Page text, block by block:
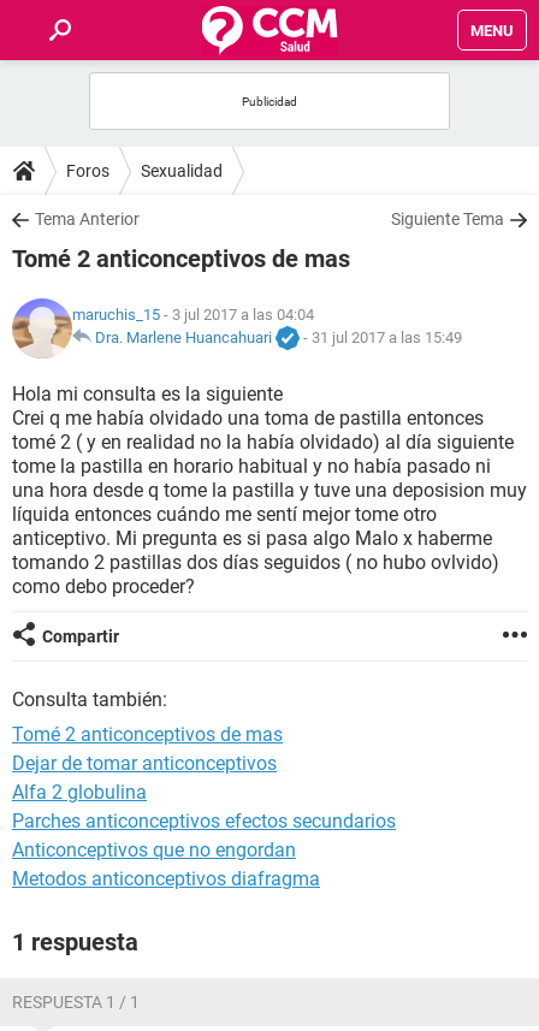
MENU
FOROS
SALUD
NUTRICIÓN
BIENESTAR
SEXUALIDAD
GLOSARIO
Foros Sexualidad
Tema Anterior Siguiente Tema
Tomé 2 anticonceptivos de mas
maruchis_15 - 3 jul 2017 a las 04:04
Dra. Marlene Huancahuari
- 31 jul 2017 a las 15:49
Hola mi consulta es la siguiente
Crei q me había olvidado una toma de pastilla entonces
tomé 2 ( y en realidad no la había olvidado) al día siguiente
tome la pastilla en horario habitual y no había pasado ni
una hora desde q tome la pastilla y tuve una deposision muy
líquida entonces cuándo me sentí mejor tome otro
anticeptivo. Mi pregunta es si pasa algo Malo x haberme
tomando 2 pastillas dos días seguidos ( no hubo ovlvido)
como debo proceder?
Compartir
Consulta también:
Tomé 2 anticonceptivos de mas
Dejar de tomar anticonceptivos
Alfa 2 globulina
Parches anticonceptivos efectos secundarios
Anticonceptivos que no engordan
Metodos anticonceptivos diafragma
1 respuesta
RESPUESTA 1 / 1